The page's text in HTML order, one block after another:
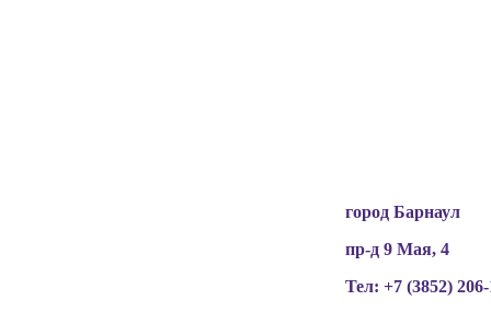
город Барнаул
пр-д 9 Мая, 4
Тел: +7 (3852)